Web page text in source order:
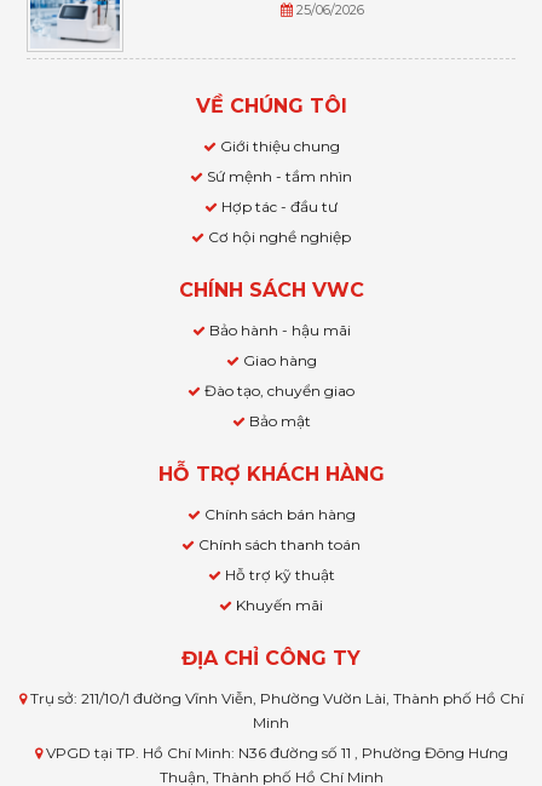
25/06/2026
VỀ CHÚNG TÔI
Giới thiệu chung
Sứ mệnh - tầm nhìn
Hợp tác - đầu tư
Cơ hội nghề nghiệp
CHÍNH SÁCH VWC
Bảo hành - hậu mãi
Giao hàng
Đào tạo, chuyển giao
Bảo mật
HỖ TRỢ KHÁCH HÀNG
Chính sách bán hàng
Chính sách thanh toán
Hỗ trợ kỹ thuật
Khuyến mãi
ĐỊA CHỈ CÔNG TY
Trụ sở: 211/10/1 đường Vĩnh Viễn, Phường Vườn Lài, Thành phố Hồ Chí
Minh
VPGD tại TP. Hồ Chí Minh: N36 đường số 11 , Phường Đông Hưng
Thuận, Thành phố Hồ Chí Minh